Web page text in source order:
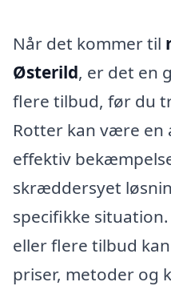
Når det kommer til
Østerild, er det en
flere tilbud, før du
Rotter kan være en
effektiv
skræddersyet
specifikke
eller flere tilbud
priser, metoder og